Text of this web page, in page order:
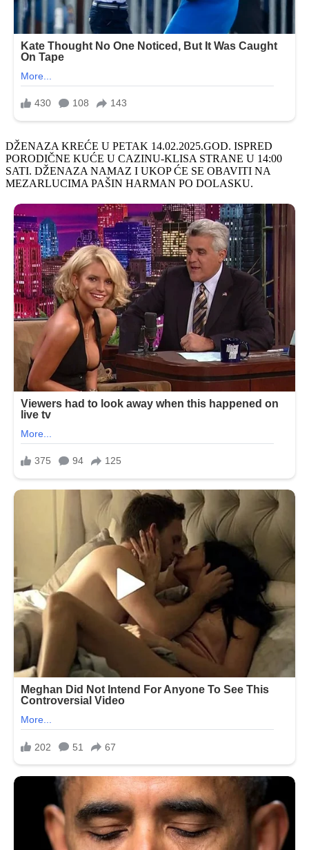
DŽENAZA KREĆE U PETAK 14.02.2025.GOD. ISPRED
PORODIČNE KUĆE U CAZINU-KLISA STRANE U 14:00
SATI. DŽENAZA NAMAZ I UKOP ĆE SE OBAVITI ΝΑ
MEZARLUCIMA PAŠIN HARMAN PO DOLASKU.